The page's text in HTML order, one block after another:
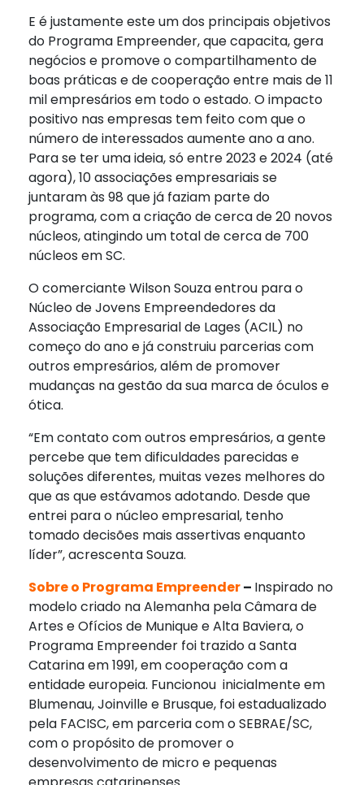
E é justamente este um dos principais objetivos
do Programa Empreender, que capacita, gera
negócios e promove o compartilhamento de
boas práticas e de cooperação entre mais de 11
mil empresários em todo o estado. O impacto
positivo nas empresas tem feito com que o
número de interessados aumente ano a ano.
Para se ter uma ideia, só entre 2023 e 2024 (até
agora), 10 associações empresariais se
juntaram às 98 que já faziam parte do
programa, com a criação de cerca de 20 novos
núcleos, atingindo um total de cerca de 700
núcleos em SC.
O comerciante Wilson Souza entrou para o
Núcleo de Jovens Empreendedores da
Associação Empresarial de Lages (ACIL) no
começo do ano e já construiu parcerias com
outros empresários, além de promover
mudanças na gestão da sua marca de óculos e
ótica.
“Em contato com outros empresários, a gente
percebe que tem dificuldades parecidas e
soluções diferentes, muitas vezes melhores do
que as que estávamos adotando. Desde que
entrei para o núcleo empresarial, tenho
tomado decisões mais assertivas enquanto
líder”, acrescenta Souza.
Sobre o Programa Empreender– Inspirado no
modelo criado na Alemanha pela Câmara de
Artes e Ofícios de Munique e Alta Baviera, o
Programa Empreender foi trazido a Santa
Catarina em 1991, em cooperação com a
entidade europeia. Funcionou inicialmente em
Blumenau, Joinville e Brusque, foi estadualizado
pela FACISC, em parceria com o SEBRAE/SC,
com o propósito de promover o
desenvolvimento de micro e pequenas